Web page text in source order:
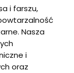
i farszu,
Nasza
i
oraz